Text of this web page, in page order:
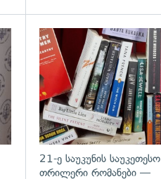
გადახედვა
21-ე საუკუნის საუკეთესო
თრილერი რომანები —